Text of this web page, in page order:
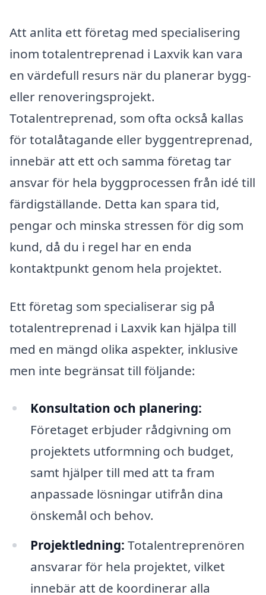
Att anlita ett företag med specialisering
inom totalentreprenad i Laxvik kan vara
en värdefull resurs när du planerar bygg-
eller renoveringsprojekt.
Totalentreprenad, som ofta också kallas
för totalåtagande eller byggentreprenad,
innebär att ett och samma företag tar
ansvar för hela byggprocessen från idé till
färdigställande. Detta kan spara tid,
pengar och minska stressen för dig som
kund, då du i regel har en enda
kontaktpunkt genom hela projektet.
Ett företag som specialiserar sig på
totalentreprenad i Laxvik kan hjälpa till
med en mängd olika aspekter, inklusive
men inte begränsat till följande:
Konsultation och planering:
Företaget erbjuder rådgivning om
projektets utformning och budget,
samt hjälper till med att ta fram
anpassade lösningar utifrån dina
önskemål och behov.
Projektledning: Totalentreprenören
ansvarar för hela projektet, vilket
innebär att de koordinerar alla